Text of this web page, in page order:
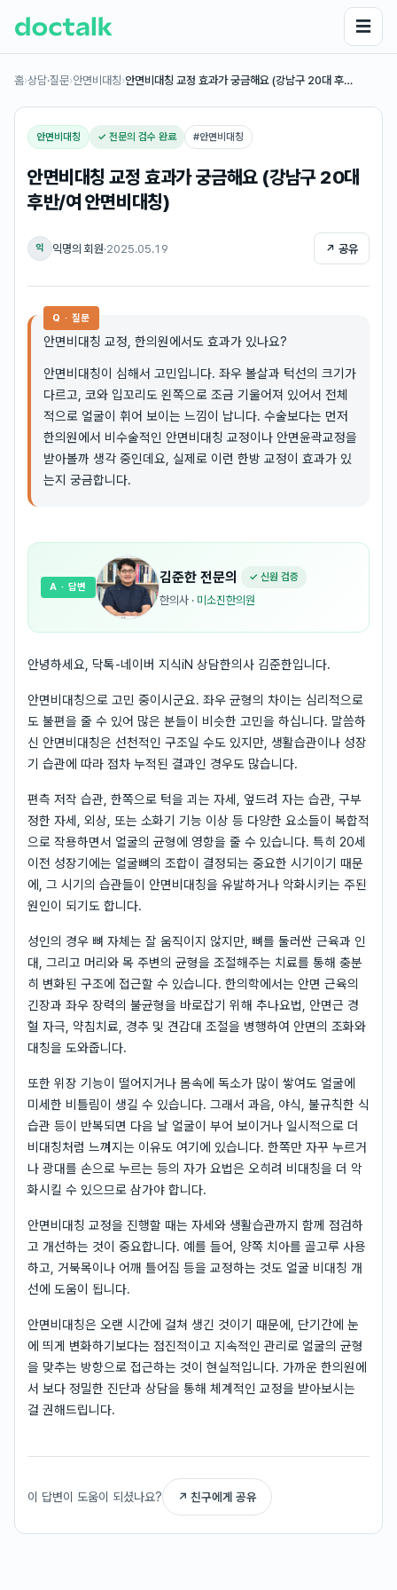
☰
홈›상담·질문›안면비대칭›안면비대칭 교정 효과가 궁금해요 (강남구 20대 후…
안면비대칭 ✓ 전문의 검수 완료 #안면비대칭
안면비대칭 교정 효과가 궁금해요 (강남구 20대
후반/여 안면비대칭)
익 익명의 회원·2025.05.19 ↗ 공유
Q · 질문
안면비대칭 교정, 한의원에서도 효과가 있나요?
안면비대칭이 심해서 고민입니다. 좌우 볼살과 턱선의 크기가
다르고, 코와 입꼬리도 왼쪽으로 조금 기울어져 있어서 전체
적으로 얼굴이 휘어 보이는 느낌이 납니다. 수술보다는 먼저
한의원에서 비수술적인 안면비대칭 교정이나 안면윤곽교정을
받아볼까 생각 중인데요, 실제로 이런 한방 교정이 효과가 있
는지 궁금합니다.
김준한 전문의 ✓ 신원 검증
한의사 · 미소진한의원
A · 답변
안녕하세요, 닥톡-네이버 지식iN 상담한의사 김준한입니다.
안면비대칭으로 고민 중이시군요. 좌우 균형의 차이는 심리적으로
도 불편을 줄 수 있어 많은 분들이 비슷한 고민을 하십니다. 말씀하
신 안면비대칭은 선천적인 구조일 수도 있지만, 생활습관이나 성장
기 습관에 따라 점차 누적된 결과인 경우도 많습니다.
편측 저작 습관, 한쪽으로 턱을 괴는 자세, 엎드려 자는 습관, 구부
정한 자세, 외상, 또는 소화기 기능 이상 등 다양한 요소들이 복합적
으로 작용하면서 얼굴의 균형에 영향을 줄 수 있습니다. 특히 20세
이전 성장기에는 얼굴뼈의 조합이 결정되는 중요한 시기이기 때문
에, 그 시기의 습관들이 안면비대칭을 유발하거나 악화시키는 주된
원인이 되기도 합니다.
성인의 경우 뼈 자체는 잘 움직이지 않지만, 뼈를 둘러싼 근육과 인
대, 그리고 머리와 목 주변의 균형을 조절해주는 치료를 통해 충분
히 변화된 구조에 접근할 수 있습니다. 한의학에서는 안면 근육의
긴장과 좌우 장력의 불균형을 바로잡기 위해 추나요법, 안면근 경
혈 자극, 약침치료, 경추 및 견갑대 조절을 병행하여 안면의 조화와
대칭을 도와줍니다.
또한 위장 기능이 떨어지거나 몸속에 독소가 많이 쌓여도 얼굴에
미세한 비틀림이 생길 수 있습니다. 그래서 과음, 야식, 불규칙한 식
습관 등이 반복되면 다음 날 얼굴이 부어 보이거나 일시적으로 더
비대칭처럼 느껴지는 이유도 여기에 있습니다. 한쪽만 자꾸 누르거
나 광대를 손으로 누르는 등의 자가 요법은 오히려 비대칭을 더 악
화시킬 수 있으므로 삼가야 합니다.
안면비대칭 교정을 진행할 때는 자세와 생활습관까지 함께 점검하
고 개선하는 것이 중요합니다. 예를 들어, 양쪽 치아를 골고루 사용
하고, 거북목이나 어깨 틀어짐 등을 교정하는 것도 얼굴 비대칭 개
선에 도움이 됩니다.
안면비대칭은 오랜 시간에 걸쳐 생긴 것이기 때문에, 단기간에 눈
에 띄게 변화하기보다는 점진적이고 지속적인 관리로 얼굴의 균형
을 맞추는 방향으로 접근하는 것이 현실적입니다. 가까운 한의원에
서 보다 정밀한 진단과 상담을 통해 체계적인 교정을 받아보시는
걸 권해드립니다.
이 답변이 도움이 되셨나요? ↗ 친구에게 공유